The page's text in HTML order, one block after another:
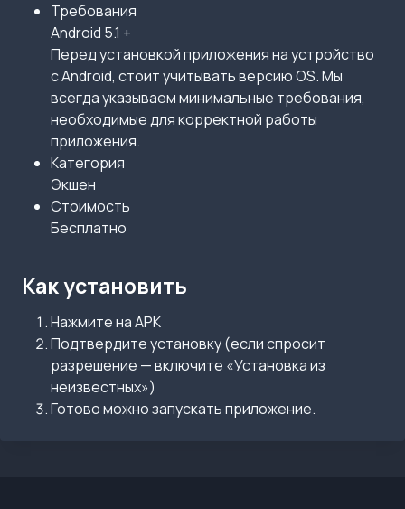
Требования
Android 5.1 +
Перед установкой приложения на устройство
с Android, стоит учитывать версию OS. Мы
всегда указываем минимальные требования,
необходимые для корректной работы
приложения.
Категория
Экшен
Стоимость
Бесплатно
Как установить
Нажмите на APK
Подтвердите установку (если спросит
разрешение — включите «Установка из
неизвестных»)
Готово можно запускать приложение.